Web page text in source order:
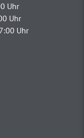
Uhr
Uhr
Uhr